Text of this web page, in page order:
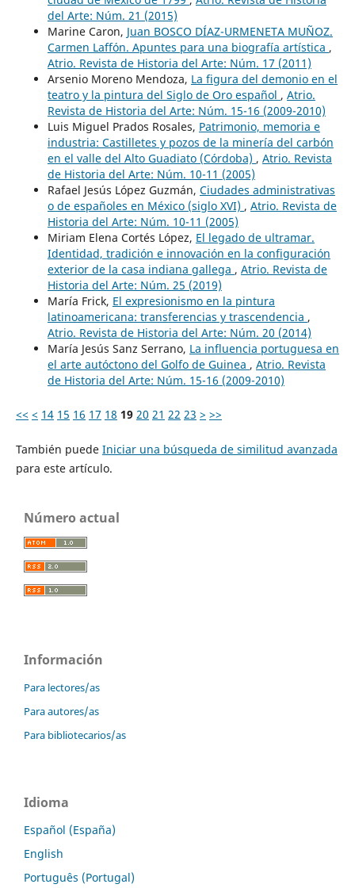
del Arte: Núm. 21 (2015)
Marine Caron, Juan BOSCO DÍAZ-URMENETA MUÑOZ.
Carmen Laffón. Apuntes para una biografía artística ,
Atrio. Revista de Historia del Arte: Núm. 17 (2011)
Arsenio Moreno Mendoza, La figura del demonio en el
teatro y la pintura del Siglo de Oro español , Atrio.
Revista de Historia del Arte: Núm. 15-16 (2009-2010)
Luis Miguel Prados Rosales, Patrimonio, memoria e
industria: Castilletes y pozos de la minería del carbón
en el valle del Alto Guadiato (Córdoba) , Atrio. Revista
de Historia del Arte: Núm. 10-11 (2005)
Rafael Jesús López Guzmán, Ciudades administrativas
o de españoles en México (siglo XVI) , Atrio. Revista de
Historia del Arte: Núm. 10-11 (2005)
Miriam Elena Cortés López, El legado de ultramar.
Identidad, tradición e innovación en la configuración
exterior de la casa indiana gallega , Atrio. Revista de
Historia del Arte: Núm. 25 (2019)
María Frick, El expresionismo en la pintura
latinoamericana: transferencias y trascendencia ,
Atrio. Revista de Historia del Arte: Núm. 20 (2014)
María Jesús Sanz Serrano, La influencia portuguesa en
el arte autóctono del Golfo de Guinea , Atrio. Revista
de Historia del Arte: Núm. 15-16 (2009-2010)
<< < 14 15 16 17 18 19 20 21 22 23 > >>
También puede Iniciar una búsqueda de similitud avanzada
para este artículo.
Número actual
Información
Para lectores/as
Para autores/as
Para bibliotecarios/as
Idioma
Español (España)
English
Português (Portugal)